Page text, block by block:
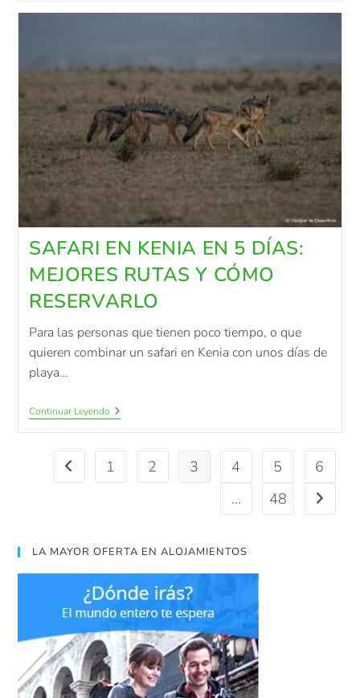
SAFARI EN KENIA EN 5 DÍAS:
MEJORES RUTAS Y CÓMO
RESERVARLO
Para las personas que tienen poco tiempo, o que
quieren combinar un safari en Kenia con unos días de
playa…
Continuar Leyendo
1 2 3 4 5
6
…
48
LA MAYOR OFERTA EN ALOJAMIENTOS